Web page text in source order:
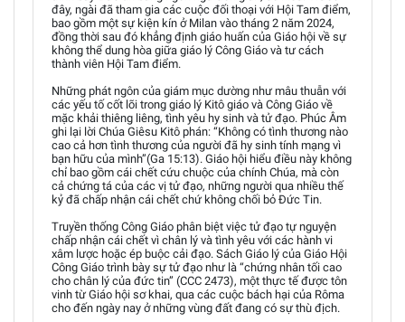
đây, ngài đã tham gia các cuộc đối thoại với Hội Tam điểm,
bao gồm một sự kiện kín ở Milan vào tháng 2 năm 2024,
đồng thời sau đó khẳng định giáo huấn của Giáo hội về sự
không thể dung hòa giữa giáo lý Công Giáo và tư cách
thành viên Hội Tam điểm.
Những phát ngôn của giám mục dường như mâu thuẫn với
các yếu tố cốt lõi trong giáo lý Kitô giáo và Công Giáo về
mặc khải thiêng liêng, tình yêu hy sinh và tử đạo. Phúc Âm
ghi lại lời Chúa Giêsu Kitô phán: “Không có tình thương nào
cao cả hơn tình thương của người đã hy sinh tính mạng vì
bạn hữu của mình”(Ga 15:13). Giáo hội hiểu điều này không
chỉ bao gồm cái chết cứu chuộc của chính Chúa, mà còn
cả chứng tá của các vị tử đạo, những người qua nhiều thế
kỷ đã chấp nhận cái chết chứ không chối bỏ Đức Tin.
Truyền thống Công Giáo phân biệt việc tử đạo tự nguyện
chấp nhận cái chết vì chân lý và tình yêu với các hành vi
xâm lược hoặc ép buộc cải đạo. Sách Giáo lý của Giáo Hội
Công Giáo trình bày sự tử đạo như là “chứng nhân tối cao
cho chân lý của đức tin” (CCC 2473), một thực tế được tôn
vinh từ Giáo hội sơ khai, qua các cuộc bách hại của Rôma
cho đến ngày nay ở những vùng đất đang có sự thù địch.